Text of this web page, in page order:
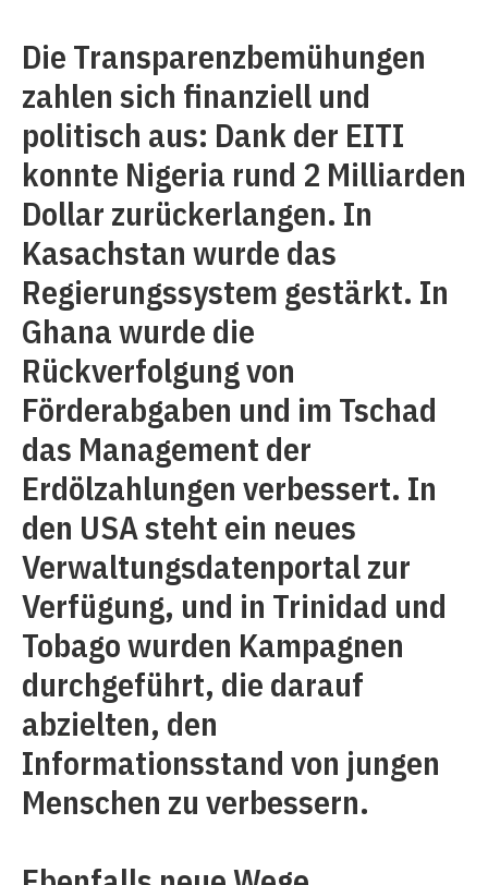
Die Transparenzbemühungen
zahlen sich finanziell und
politisch aus: Dank der EITI
konnte Nigeria rund 2 Milliarden
Dollar zurückerlangen. In
Kasachstan wurde das
Regierungssystem gestärkt. In
Ghana wurde die
Rückverfolgung von
Förderabgaben und im Tschad
das Management der
Erdölzahlungen verbessert. In
den USA steht ein neues
Verwaltungsdatenportal zur
Verfügung, und in Trinidad und
Tobago wurden Kampagnen
durchgeführt, die darauf
abzielten, den
Informationsstand von jungen
Menschen zu verbessern.